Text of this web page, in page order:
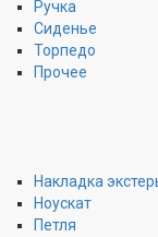
Ручка
Сиденье
Торпедо
Прочее
Накладка
Ноускат
Петля